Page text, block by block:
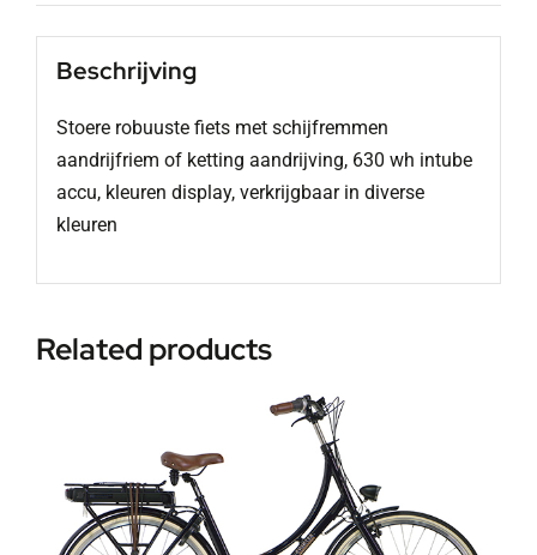
Beschrijving
Stoere robuuste fiets met schijfremmen
aandrijfriem of ketting aandrijving, 630 wh intube
accu, kleuren display, verkrijgbaar in diverse
kleuren
Related products